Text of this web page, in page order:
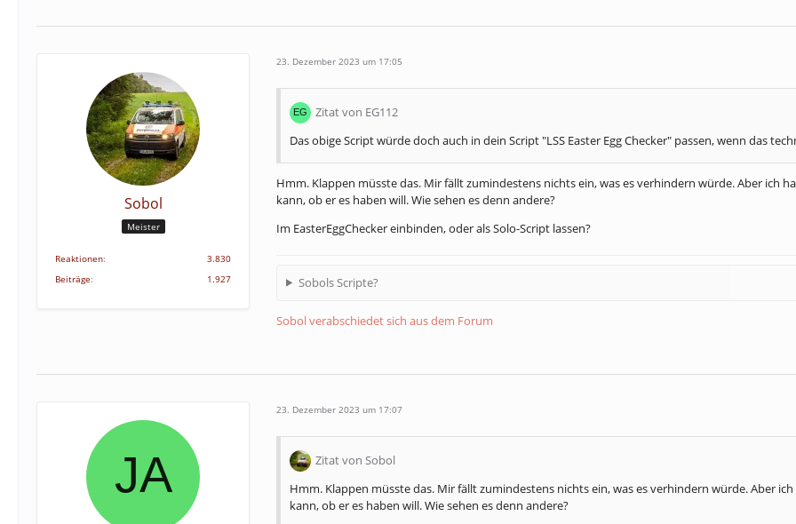
Sobol
Meister
Reaktionen
3.830
Beiträge
1.927
23. Dezember 2023 um 17:05
Zitat von EG112
Das obige Script würde doch auch in dein Script "LSS Easter Egg Checker" passen, wenn das
Hmm. Klappen müsste das. Mir fällt zumindestens nichts ein, was es verhindern würde. Aber ich
kann, ob er es haben will. Wie sehen es denn andere?
Im EasterEggChecker einbinden, oder als Solo-Script lassen?
Sobols Scripte?
Sobol verabschiedet sich aus dem Forum
23. Dezember 2023 um 17:07
Zitat von Sobol
Hmm. Klappen müsste das. Mir fällt zumindestens nichts ein, was es verhindern würde. Aber
kann, ob er es haben will. Wie sehen es denn andere?